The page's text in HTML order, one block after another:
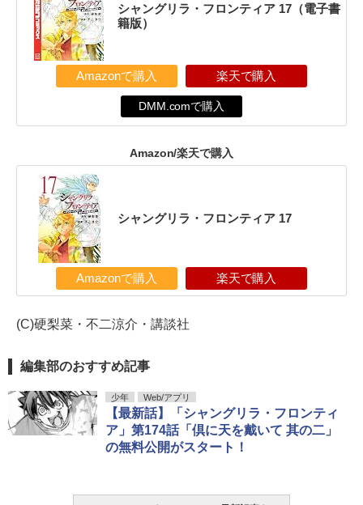
シャングリラ・フロンティア 17（電子書
籍版）
Amazonで購入 楽天で購入
DMM.comで購入
Amazon/楽天で購入
シャングリラ・フロンティア 17
Amazonで購入 楽天で購入
(C)硬梨菜・不二涼介・講談社
編集部のおすすめ記事
少年 Web/アプリ
【最新話】「シャングリラ・フロンティ
ア」第174話「倶に天を戴いて 其の二」
の無料公開がスタート！